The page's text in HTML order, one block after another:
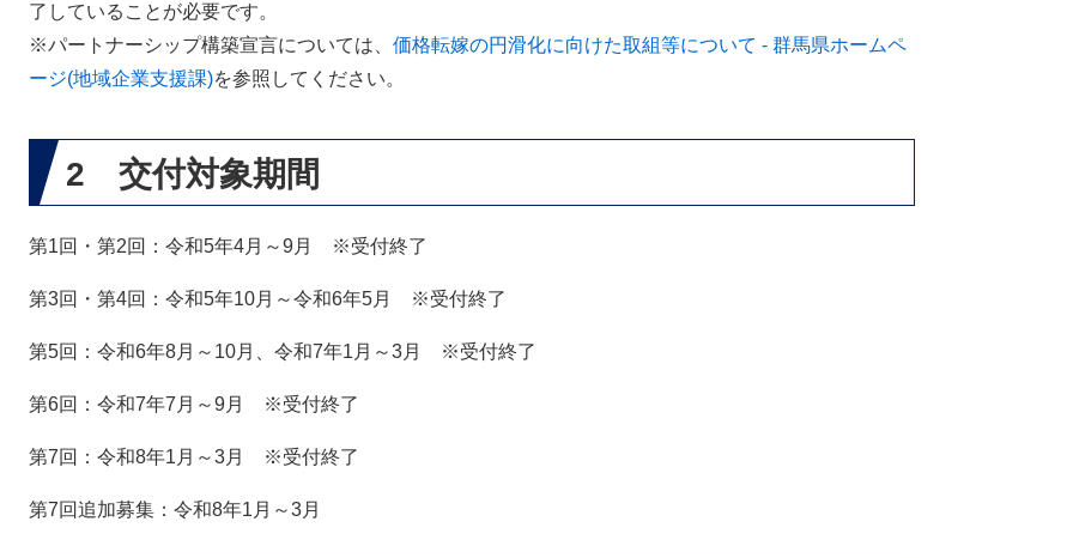
了していることが必要です。
※パートナーシップ構築宣言については、 価格転嫁の円滑化に向けた取組等について - 群馬県ホームペ
ージ(地域企業支援課)を参照してください。
2 交付対象期間
第1回・第2回：令和5年4月～9月 ※受付終了
第3回・第4回：令和5年10月～令和6年5月 ※受付終了
第5回：令和6年8月～10月、令和7年1月～3月 ※受付終了
第6回：令和7年7月～9月 ※受付終了
第7回：令和8年1月～3月 ※受付終了
第7回追加募集：令和8年1月～3月